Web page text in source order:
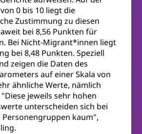
von 0 bis 10 liegt die
Zustimmung zu diesen
bei 8,56 Punkten für
Bei Nicht-Migrant*innen liegt
bei 8,48 Punkten. Speziell
zeigen die Daten des
auf einer Skala von
ähnliche Werte, nämlich
"Diese jeweils sehr hohen
unterscheiden sich bei
Personengruppen kaum",